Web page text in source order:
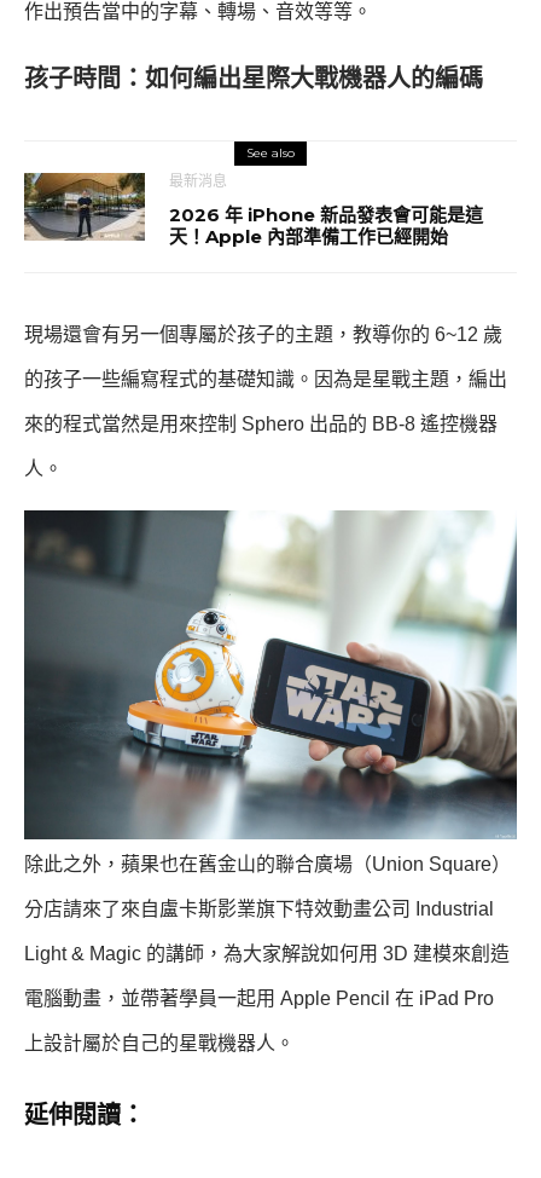
作出預告當中的字幕、轉場、音效等等。
孩子時間：如何編出星際大戰機器人的編碼
See also
最新消息
2026 年 iPhone 新品發表會可能是這
天！Apple 內部準備工作已經開始
現場還會有另一個專屬於孩子的主題，教導你的 6~12 歲
的孩子一些編寫程式的基礎知識。因為是星戰主題，編出
來的程式當然是用來控制 Sphero 出品的 BB-8 遙控機器
人。
除此之外，蘋果也在舊金山的聯合廣場（Union Square）
分店請來了來自盧卡斯影業旗下特效動畫公司 Industrial
Light & Magic 的講師，為大家解說如何用 3D 建模來創造
電腦動畫，並帶著學員一起用 Apple Pencil 在 iPad Pro
上設計屬於自己的星戰機器人。
延伸閱讀：